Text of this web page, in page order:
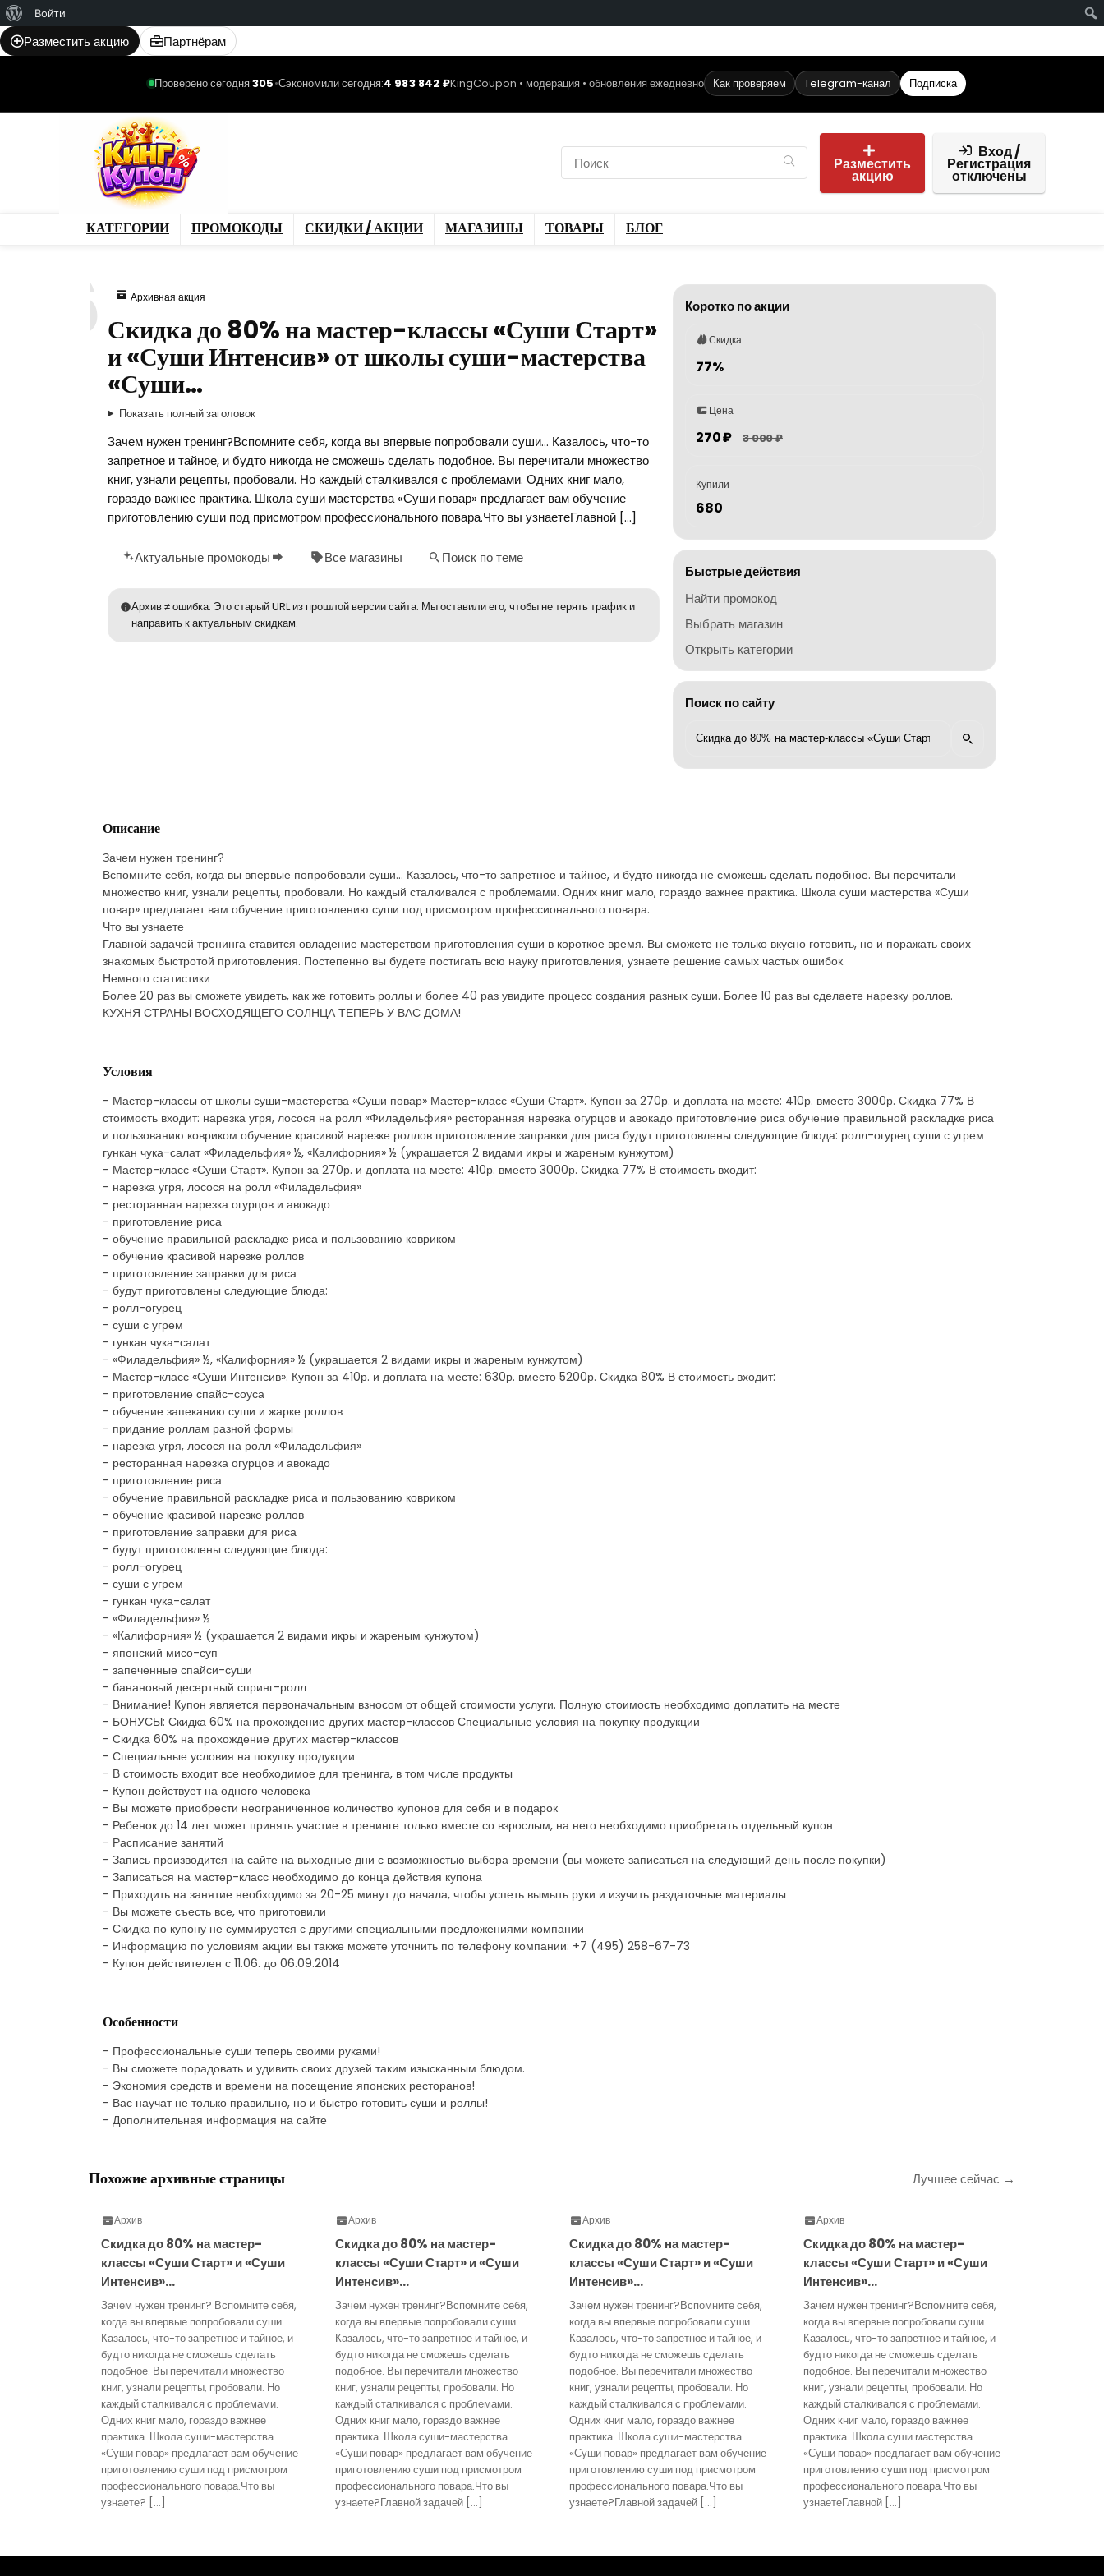
WordPress
Войти
Разместить акцию Партнёрам
Проверено сегодня:305•Сэкономили сегодня:4 983 842 ₽KingCoupon • модерация • обновления ежедневно Как проверяем Telegram-канал Подписка
Разместить
акцию
Вход /
Регистрация
отключены
КАТЕГОРИИ ПРОМОКОДЫ СКИДКИ / АКЦИИ МАГАЗИНЫ ТОВАРЫ БЛОГ
Архивная акция
Скидка до 80% на мастер-классы «Суши Старт»
и «Суши Интенсив» от школы суши-мастерства
«Суши…
Показать полный заголовок
Зачем нужен тренинг?Вспомните себя, когда вы впервые попробовали суши… Казалось, что-то
запретное и тайное, и будто никогда не сможешь сделать подобное. Вы перечитали множество
книг, узнали рецепты, пробовали. Но каждый сталкивался с проблемами. Одних книг мало,
гораздо важнее практика. Школа суши мастерства «Суши повар» предлагает вам обучение
приготовлению суши под присмотром профессионального повара.Что вы узнаетеГлавной […]
Актуальные промокоды Все магазины Поиск по теме
Архив ≠ ошибка. Это старый URL из прошлой версии сайта. Мы оставили его, чтобы не терять трафик и
направить к актуальным скидкам.
Коротко по акции
Скидка
77%
Цена
270 ₽ 3 000 ₽
Купили
680
Быстрые действия
Найти промокод
Выбрать магазин
Открыть категории
Поиск по сайту
Описание
Зачем нужен тренинг?
Вспомните себя, когда вы впервые попробовали суши… Казалось, что-то запретное и тайное, и будто никогда не сможешь сделать подобное. Вы перечитали
множество книг, узнали рецепты, пробовали. Но каждый сталкивался с проблемами. Одних книг мало, гораздо важнее практика. Школа суши мастерства «Суши
повар» предлагает вам обучение приготовлению суши под присмотром профессионального повара.
Что вы узнаете
Главной задачей тренинга ставится овладение мастерством приготовления суши в короткое время. Вы сможете не только вкусно готовить, но и поражать своих
знакомых быстротой приготовления. Постепенно вы будете постигать всю науку приготовления, узнаете решение самых частых ошибок.
Немного статистики
Более 20 раз вы сможете увидеть, как же готовить роллы и более 40 раз увидите процесс создания разных суши. Более 10 раз вы сделаете нарезку роллов.
КУХНЯ СТРАНЫ ВОСХОДЯЩЕГО СОЛНЦА ТЕПЕРЬ У ВАС ДОМА!
Условия
- Мастер-классы от школы суши-мастерства «Суши повар» Мастер-класс «Суши Старт». Купон за 270р. и доплата на месте: 410р. вместо 3000р. Скидка 77% В
стоимость входит: нарезка угря, лосося на ролл «Филадельфия» ресторанная нарезка огурцов и авокадо приготовление риса обучение правильной раскладке риса
и пользованию ковриком обучение красивой нарезке роллов приготовление заправки для риса будут приготовлены следующие блюда: ролл-огурец суши с угрем
гункан чука-салат «Филадельфия» ½, «Калифорния» ½ (украшается 2 видами икры и жареным кунжутом)
- Мастер-класс «Суши Старт». Купон за 270р. и доплата на месте: 410р. вместо 3000р. Скидка 77% В стоимость входит:
- нарезка угря, лосося на ролл «Филадельфия»
- ресторанная нарезка огурцов и авокадо
- приготовление риса
- обучение правильной раскладке риса и пользованию ковриком
- обучение красивой нарезке роллов
- приготовление заправки для риса
- будут приготовлены следующие блюда:
- ролл-огурец
- суши с угрем
- гункан чука-салат
- «Филадельфия» ½, «Калифорния» ½ (украшается 2 видами икры и жареным кунжутом)
- Мастер-класс «Суши Интенсив». Купон за 410р. и доплата на месте: 630р. вместо 5200р. Скидка 80% В стоимость входит:
- приготовление спайс-соуса
- обучение запеканию суши и жарке роллов
- придание роллам разной формы
- нарезка угря, лосося на ролл «Филадельфия»
- ресторанная нарезка огурцов и авокадо
- приготовление риса
- обучение правильной раскладке риса и пользованию ковриком
- обучение красивой нарезке роллов
- приготовление заправки для риса
- будут приготовлены следующие блюда:
- ролл-огурец
- суши с угрем
- гункан чука-салат
- «Филадельфия» ½
- «Калифорния» ½ (украшается 2 видами икры и жареным кунжутом)
- японский мисо-суп
- запеченные спайси-суши
- банановый десертный спринг-ролл
- Внимание! Купон является первоначальным взносом от общей стоимости услуги. Полную стоимость необходимо доплатить на месте
- БОНУСЫ: Скидка 60% на прохождение других мастер-классов Специальные условия на покупку продукции
- Скидка 60% на прохождение других мастер-классов
- Специальные условия на покупку продукции
- В стоимость входит все необходимое для тренинга, в том числе продукты
- Купон действует на одного человека
- Вы можете приобрести неограниченное количество купонов для себя и в подарок
- Ребенок до 14 лет может принять участие в тренинге только вместе со взрослым, на него необходимо приобретать отдельный купон
- Расписание занятий
- Запись производится на сайте на выходные дни с возможностью выбора времени (вы можете записаться на следующий день после покупки)
- Записаться на мастер-класс необходимо до конца действия купона
- Приходить на занятие необходимо за 20-25 минут до начала, чтобы успеть вымыть руки и изучить раздаточные материалы
- Вы можете съесть все, что приготовили
- Скидка по купону не суммируется с другими специальными предложениями компании
- Информацию по условиям акции вы также можете уточнить по телефону компании: +7 (495) 258-67-73
- Купон действителен с 11.06. до 06.09.2014
Особенности
- Профессиональные суши теперь своими руками!
- Вы сможете порадовать и удивить своих друзей таким изысканным блюдом.
- Экономия средств и времени на посещение японских ресторанов!
- Вас научат не только правильно, но и быстро готовить суши и роллы!
- Дополнительная информация на сайте
Похожие архивные страницы Лучшее сейчас →
Архив
Скидка до 80% на мастер-
классы «Суши Старт» и «Суши
Интенсив»…
Зачем нужен тренинг? Вспомните себя,
когда вы впервые попробовали суши…
Казалось, что-то запретное и тайное, и
будто никогда не сможешь сделать
подобное. Вы перечитали множество
книг, узнали рецепты, пробовали. Но
каждый сталкивался с проблемами.
Одних книг мало, гораздо важнее
практика. Школа суши-мастерства
«Суши повар» предлагает вам обучение
приготовлению суши под присмотром
профессионального повара.Что вы
узнаете? […]
Архив
Скидка до 80% на мастер-
классы «Суши Старт» и «Суши
Интенсив»…
Зачем нужен тренинг?Вспомните себя,
когда вы впервые попробовали суши…
Казалось, что-то запретное и тайное, и
будто никогда не сможешь сделать
подобное. Вы перечитали множество
книг, узнали рецепты, пробовали. Но
каждый сталкивался с проблемами.
Одних книг мало, гораздо важнее
практика. Школа суши-мастерства
«Суши повар» предлагает вам обучение
приготовлению суши под присмотром
профессионального повара.Что вы
узнаете?Главной задачей […]
Архив
Скидка до 80% на мастер-
классы «Суши Старт» и «Суши
Интенсив»…
Зачем нужен тренинг?Вспомните себя,
когда вы впервые попробовали суши…
Казалось, что-то запретное и тайное, и
будто никогда не сможешь сделать
подобное. Вы перечитали множество
книг, узнали рецепты, пробовали. Но
каждый сталкивался с проблемами.
Одних книг мало, гораздо важнее
практика. Школа суши-мастерства
«Суши повар» предлагает вам обучение
приготовлению суши под присмотром
профессионального повара.Что вы
узнаете?Главной задачей […]
Архив
Скидка до 80% на мастер-
классы «Суши Старт» и «Суши
Интенсив»…
Зачем нужен тренинг?Вспомните себя,
когда вы впервые попробовали суши…
Казалось, что-то запретное и тайное, и
будто никогда не сможешь сделать
подобное. Вы перечитали множество
книг, узнали рецепты, пробовали. Но
каждый сталкивался с проблемами.
Одних книг мало, гораздо важнее
практика. Школа суши мастерства
«Суши повар» предлагает вам обучение
приготовлению суши под присмотром
профессионального повара.Что вы
узнаетеГлавной […]